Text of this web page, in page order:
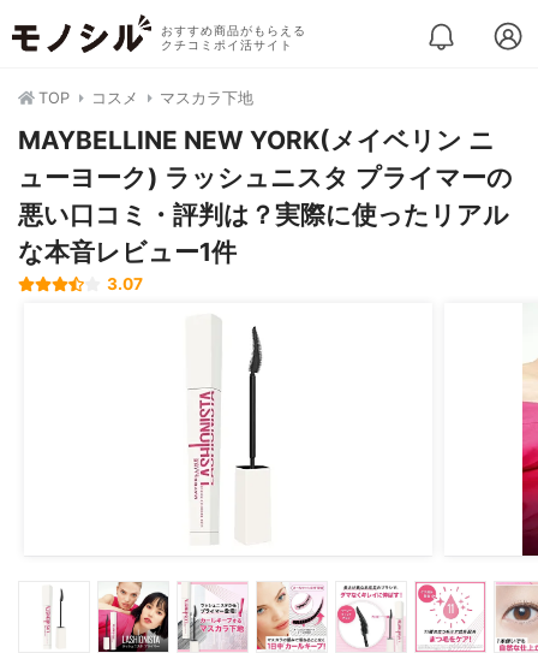
おすすめ商品がもらえる
クチコミポイ活サイト
TOP コスメ マスカラ下地
MAYBELLINE NEW YORK(メイベリン ニ
ューヨーク) ラッシュニスタ プライマーの
悪い口コミ・評判は？実際に使ったリアル
な本音レビュー1件
3.07